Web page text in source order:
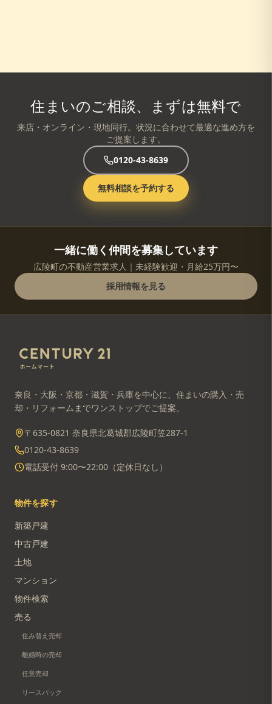
住まいのご相談、まずは無料で
来店・オンライン・現地同行。状況に合わせて最適な進め方を
ご提案します。
0120-43-8639
無料相談を予約する
一緒に働く仲間を募集しています
広陵町の不動産営業求人｜未経験歓迎・月給25万円〜
採用情報を見る
奈良・大阪・京都・滋賀・兵庫を中心に、住まいの購入・売
却・リフォームまでワンストップでご提案。
〒635-0821 奈良県北葛城郡広陵町笠287-1
0120-43-8639
電話受付 9:00〜22:00（定休日なし）
物件を探す
新築戸建
中古戸建
土地
マンション
物件検索
売る
住み替え売却
離婚時の売却
任意売却
リースバック